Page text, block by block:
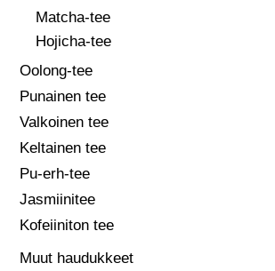
Matcha-tee
Hojicha-tee
Oolong-tee
Punainen tee
Valkoinen tee
Keltainen tee
Pu-erh-tee
Jasmiinitee
Kofeiiniton tee
Muut haudukkeet